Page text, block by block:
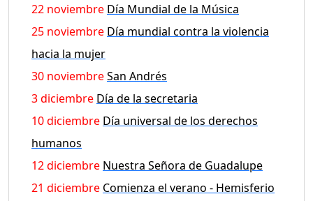
22 noviembre Día Mundial de la Música
25 noviembre Día mundial contra la violencia
hacia la mujer
30 noviembreSan Andrés
3 diciembre Día de la secretaria
10 diciembre Día universal de los derechos
humanos
12 diciembre Nuestra Señora de Guadalupe
21 diciembre Comienza el verano - Hemisferio